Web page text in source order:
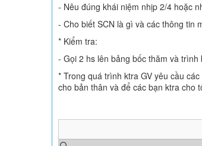
- Nêu đúng khái niệm nhịp 2/4 hoặc
- Cho biết SCN là gì và các thông tin
* Kiểm tra:
- Gọi 2 hs lên bảng bốc thăm và
* Trong quá trình ktra GV yêu cầu
cho bản thân và để các bạn ktra cho